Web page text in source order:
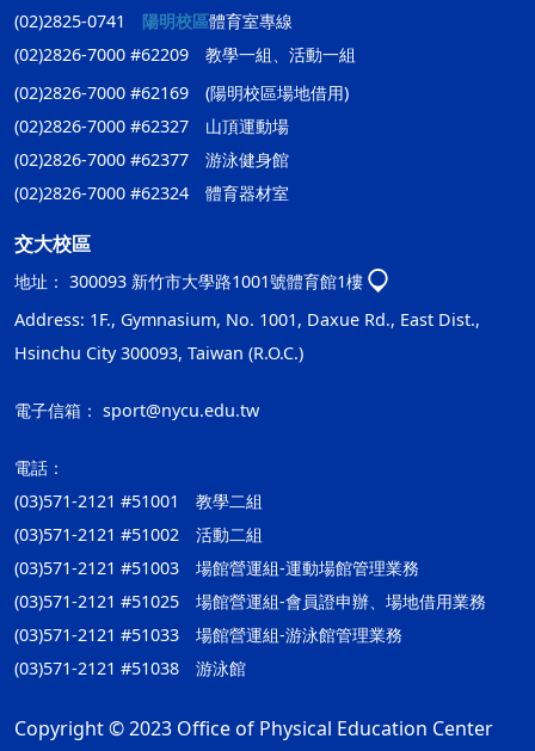
(02)2825-0741 陽明校區體育室專線
(02)2826-7000 #62209 教學一組、活動一組
(02)2826-7000 #62169 (陽明校區場地借用)
(02)2826-7000 #62327 山頂運動場
(02)2826-7000 #62377 游泳健身館
(02)2826-7000 #62324 體育器材室
交大校區
地址： 300093 新竹市大學路1001號體育館1樓
Address: 1F., Gymnasium, No. 1001, Daxue Rd., East Dist.,
Hsinchu City 300093, Taiwan (R.O.C.)
電子信箱： sport@nycu.edu.tw
電話：
(03)571-2121 #51001 教學二組
(03)571-2121 #51002 活動二組
(03)571-2121 #51003 場館營運組-運動場館管理業務
(03)571-2121 #51025 場館營運組-會員證申辦、場地借用業務
(03)571-2121 #51033 場館營運組-游泳館管理業務
(03)571-2121 #51038 游泳館
Copyright © 2023 Office of Physical Education Center